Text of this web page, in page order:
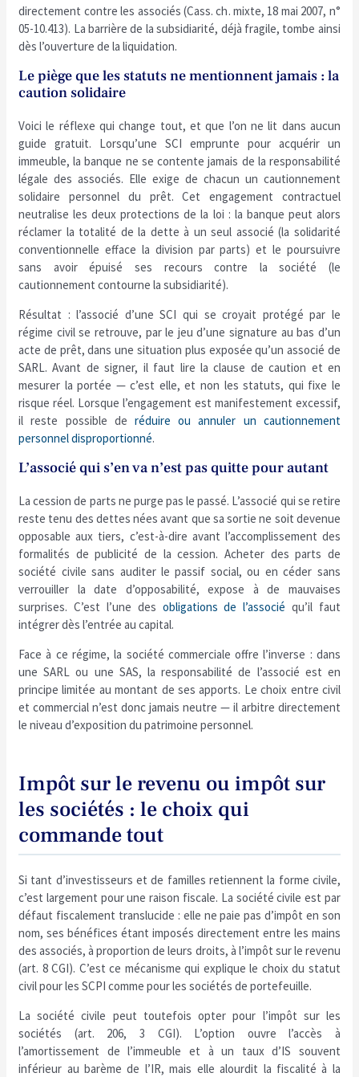
directement contre les associés (Cass. ch. mixte, 18 mai 2007, n°
05-10.413). La barrière de la subsidiarité, déjà fragile, tombe ainsi
dès l’ouverture de la liquidation.
Le piège que les statuts ne mentionnent jamais : la
caution solidaire
Voici le réflexe qui change tout, et que l’on ne lit dans aucun
guide gratuit. Lorsqu’une SCI emprunte pour acquérir un
immeuble, la banque ne se contente jamais de la responsabilité
légale des associés. Elle exige de chacun un cautionnement
solidaire personnel du prêt. Cet engagement contractuel
neutralise les deux protections de la loi : la banque peut alors
réclamer la totalité de la dette à un seul associé (la solidarité
conventionnelle efface la division par parts) et le poursuivre
sans avoir épuisé ses recours contre la société (le
cautionnement contourne la subsidiarité).
Résultat : l’associé d’une SCI qui se croyait protégé par le
régime civil se retrouve, par le jeu d’une signature au bas d’un
acte de prêt, dans une situation plus exposée qu’un associé de
SARL. Avant de signer, il faut lire la clause de caution et en
mesurer la portée — c’est elle, et non les statuts, qui fixe le
risque réel. Lorsque l’engagement est manifestement excessif,
il reste possible de réduire ou annuler un cautionnement
personnel disproportionné.
L’associé qui s’en va n’est pas quitte pour autant
La cession de parts ne purge pas le passé. L’associé qui se retire
reste tenu des dettes nées avant que sa sortie ne soit devenue
opposable aux tiers, c’est-à-dire avant l’accomplissement des
formalités de publicité de la cession. Acheter des parts de
société civile sans auditer le passif social, ou en céder sans
verrouiller la date d’opposabilité, expose à de mauvaises
surprises. C’est l’une des obligations de l’associé qu’il faut
intégrer dès l’entrée au capital.
Face à ce régime, la société commerciale offre l’inverse : dans
une SARL ou une SAS, la responsabilité de l’associé est en
principe limitée au montant de ses apports. Le choix entre civil
et commercial n’est donc jamais neutre — il arbitre directement
le niveau d’exposition du patrimoine personnel.
Impôt sur le revenu ou impôt sur
les sociétés : le choix qui
commande tout
Si tant d’investisseurs et de familles retiennent la forme civile,
c’est largement pour une raison fiscale. La société civile est par
défaut fiscalement translucide : elle ne paie pas d’impôt en son
nom, ses bénéfices étant imposés directement entre les mains
des associés, à proportion de leurs droits, à l’impôt sur le revenu
(art. 8 CGI). C’est ce mécanisme qui explique le choix du statut
civil pour les SCPI comme pour les sociétés de portefeuille.
La société civile peut toutefois opter pour l’impôt sur les
sociétés (art. 206, 3 CGI). L’option ouvre l’accès à
l’amortissement de l’immeuble et à un taux d’IS souvent
inférieur au barème de l’IR, mais elle alourdit la fiscalité à la